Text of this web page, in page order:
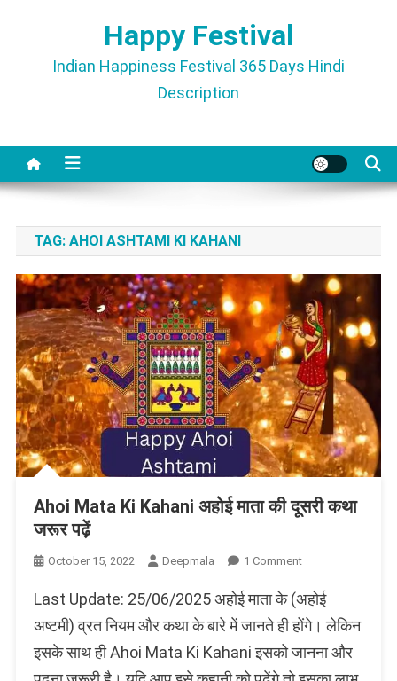
content
Happy Festival
Indian Happiness Festival 365 Days Hindi
Description
TAG: AHOI ASHTAMI KI KAHANI
Ahoi Mata Ki Kahani अहोई माता की दूसरी कथा
जरूर पढ़ें
October 15, 2022 Deepmala 1 CommentOn
Mata
Ki
Kahani
अहोई
माता
Last Update: 25/06/2025 अहोई माता के (अहोई
अष्टमी) व्रत नियम और कथा के बारे में जानते ही होंगे। लेकिन
इसके साथ ही Ahoi Mata Ki Kahani इसको जानना और